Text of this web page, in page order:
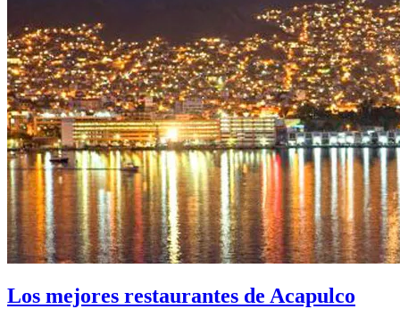
Los mejores restaurantes de Acapulco